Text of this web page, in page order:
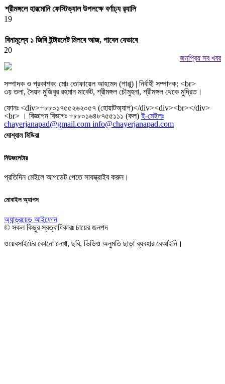
শ্রীমঙ্গলে হারমোনি ফেস্টিভ্যাল উপলক্ষে বর্ণাঢ্য র‌্যালি
19
বিনামূল্যে ১ জিবি ইন্টারনেট মিলবে আজ, পাবেন যেভাবে
20
জনপ্রিয় সব খবর
সম্পাদক ও প্রকাশক: মোঃ তোফায়েল আহমেদ (পাপ্পু) | নির্বাহী সম্পাদক: <br>
৩য় তলা, সৈয়দ মুজিবুর রহমান মার্কেট, শ্রীমঙ্গল চৌমুহনা, শ্রীমঙ্গল থেকে মুদ্রিত।
ফোনঃ <div>+৮৮০১৭৫৫২৬২০৫৭ (হোয়াটঅ্যাপ)</div><div><br></div>
<br> । বিজ্ঞাপন বিভাগঃ +৮৮০১৬৪৮৭৫৫১১১ (কল)ই-মেইলঃ
chayerjanapad@gmail.com info@chayerjanapad.com
সোশ্যাল মিডিয়া
নিউজলেটার
প্রতিদিন মেইলে আপডেট পেতে সাবস্ক্রাইব করুন।
মোবাইল অ্যাপস
অ্যান্ড্রয়েড আইফোন
© সকল কিছুর স্বত্বাধিকারঃ চায়ের জনপদ
ওয়েবসাইটের কোনো লেখা, ছবি, ভিডিও অনুমতি ছাড়া ব্যবহার বেআইনি।